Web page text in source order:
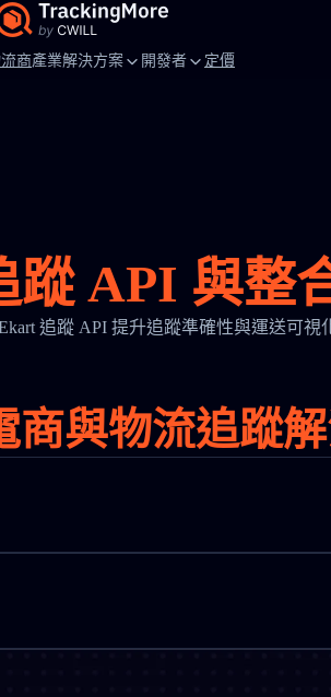
商產業解決方案 開發者 定價
蹤 API 與整
追蹤 API 提升追蹤準確性與運送可視
商與物流追蹤